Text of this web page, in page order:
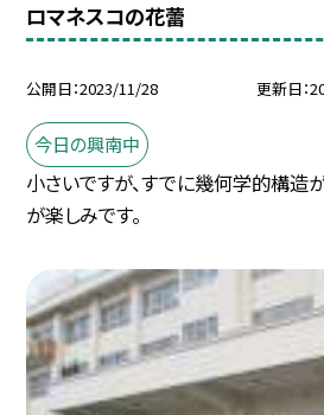
ロマネスコの花蕾
公開日 2023/11/28 更新日
今日の興南中
小さいですが、すでに幾何学的構造
が楽しみです。